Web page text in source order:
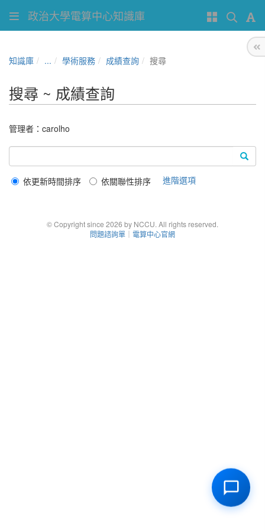
政治大學電算中心知識庫
知識庫 ... 學術服務 成績查詢 搜尋
搜尋 ~ 成績查詢
管理者： carolho
依更新時間排序 依關聯性排序 進階選項
© Copyright since 2026 by NCCU. All rights reserved.
問題諮詢單 ｜ 電算中心官網